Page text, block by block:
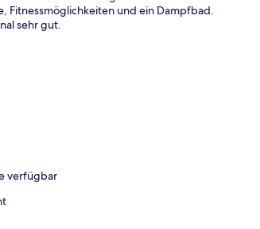
Fitnessmöglichkeiten und ein Dampfbad.
sehr gut.
verfügbar